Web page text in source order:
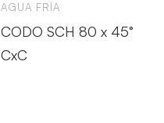
AGUA FRÍA
CODO SCH 80 x 45°
CxC